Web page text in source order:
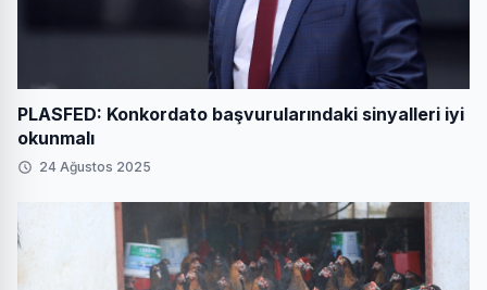
PLASFED: Konkordato başvurularındaki sinyalleri iyi
okunmalı
24 Ağustos 2025